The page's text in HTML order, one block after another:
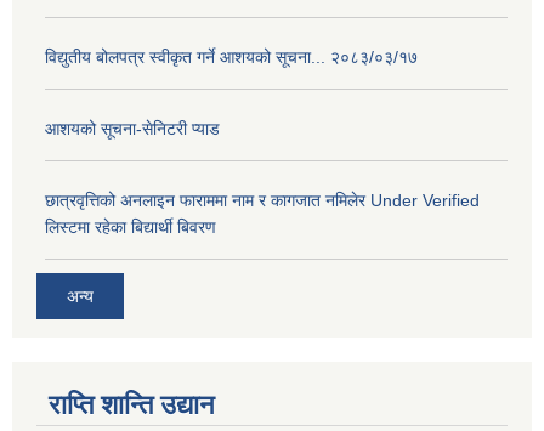
विद्युतीय बोलपत्र स्वीकृत गर्ने आशयको सूचना... २०८३/०३/१७
आशयको सूचना-सेनिटरी प्याड
छात्रवृत्तिको अनलाइन फाराममा नाम र कागजात नमिलेर Under Verified
लिस्टमा रहेका बिद्यार्थी बिवरण
अन्य
राप्ति शान्ति उद्यान